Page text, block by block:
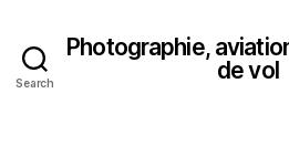
Search
Photographie,
de vol